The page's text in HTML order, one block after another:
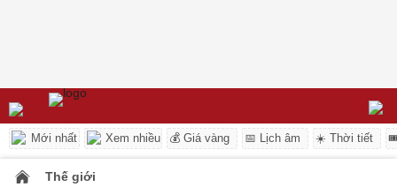
Mới nhất Xem nhiều 💰 Giá vàng 📅 Lịch âm ☀️ Thời tiết
Thế giới